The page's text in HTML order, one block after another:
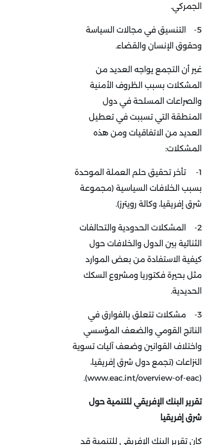
الجمركي.
5-
التنسيق في مجالات السياسة
وحقوق الإنسان والقضاء.
غير أن التجمع يواجه العديد من
المشكلات بسبب الظروف الأمنية
والصراعات المسلحة في دول
المنطقة التي تسببت في تعطيل
العديد من الاتفاقيات ومن هذه
المشكلات:
1-
تأخر تحقيق حلم العملة الموحدة
بسبب الخلافات السياسية (مجموعة
شرق إفريقيا، وكالة رويترز).
2-
المشكلات الحدودية والتحالفات
الثنائية بين الدول والخلافات حول
كيفية الاستفادة من بعض الموارد
مثل بحيرة فكتوريا ومشروع السكك
الحديدية.
3-
مشكلات تتعلق بالفوارق في
الناتج القومي والضعف المؤسسي
واختلاف القوانين وضعف آليات تسوية
النزاعات (تجمع دول شرق إفريقيا،
(www.eac.int/overview-of-eac).
تقرير البنك الإفريقي للتنمية حول
شرق إفريقيا
كان تقرير البنك الإفريقي للتنمية قد